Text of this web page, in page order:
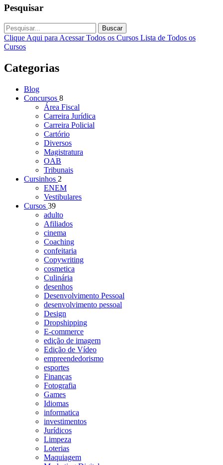
Pesquisar
Buscar
Clique Aqui para Acessar Todos os Cursos Lista de Todos os
Cursos
Categorias
Blog
Concursos 8
Área Fiscal
Carreira Jurídica
Carreira Policial
Cartório
Diversos
Magistratura
OAB
Tribunais
Cursinhos 2
ENEM
Vestibulares
Cursos 39
adulto
Afiliados
cinema
Coaching
confeitaria
Copywriting
cosmetica
Culinária
desenhos
Desenvolvimento Pessoal
desenvolvimento pessoal
Design
Dropshipping
E-commerce
edição de imagem
Edição de Vídeo
empreendedorismo
esportes
Finanças
Fotografia
Games
Idiomas
informatica
investimentos
Jurídicos
Limpeza
Loterias
Maquiagem